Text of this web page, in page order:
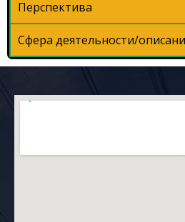
Перспектива
Сфера деятельности/